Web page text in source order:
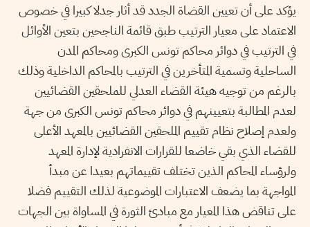
يؤكد على أن تعيين القضاة الجدد قد أثار جدلا كبيرا في خصوص
الاعتماد على معيار الترتيب طبق قائمة الناجحين بتعين الأوائل
في الترتيب في دوائر محاكم تونس الكبرى ومحاكم المدن
الساحلية وتسمية المتأخرين في الترتيب بالمحاكم الداخلية وذلك
بالرغم من توجيه هيئة القضاء العدلي للملحقين القضائيين
لعدم المطالبة بتعيينهم في دوائر محاكم تونس الكبرى من جهة
ولعدم إصلاح نظام تقييم الملحقين القضائيين بالمعهد الأعلى
للقضاء الذي بقي خاضعا للقرارات الانفرادية لإدارة المعهد
ولرؤساء المحاكم الذين تختلف تقييماتهم بعيدا عن مبدأ
المواجهة بما يضعف الاعتبارات الموضوعية لذلك التقييم فضلا
على تناقض هذا المعيار مع مبادئ الثورة في المساواة بين الجهات